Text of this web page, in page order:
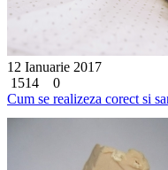
12 Ianuarie 2017
1514
0
Cum se realizeza corect si